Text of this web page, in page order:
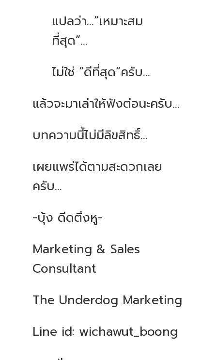
แปลว่า...”เหมาะสม
ที่สุด”...
ไม่ใช่ “ดีที่สุด”ครับ...
แล้วจะมาเล่าให้ฟังต่อนะครับ...
บทความนี้ไม่มีลิขสิทธิ์...
เผยแพร่ได้ตามสะดวกเลย
ครับ...
-บุ้ง ดีดติ่งหู-
Marketing & Sales
Consultant
The Underdog Marketing
Line id: wichawut_boong